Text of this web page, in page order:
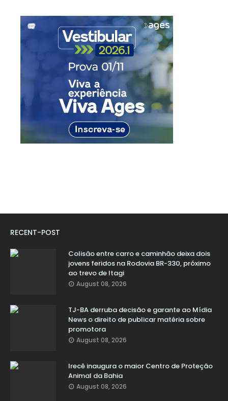
RECENT-POST
Colisão entre carro e caminhão deixa dois
jovens feridos na Rodovia BR-330, próximo
ao trevo de Itagi
August 08, 2026
TJ-BA derruba decisão e garante ao Mídia
News o direito de publicar matéria sobre
promotora
August 08, 2026
Irecê inaugura o maior Centro de Proteção
Animal da Bahia
August 08, 2026